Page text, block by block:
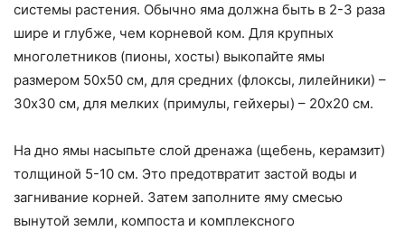
системы растения. Обычно яма должна быть в 2-3 раза
шире и глубже, чем корневой ком. Для крупных
многолетников (пионы, хосты) выкопайте ямы
размером 50х50 см, для средних (флоксы, лилейники) –
30х30 см, для мелких (примулы, гейхеры) – 20х20 см.
На дно ямы насыпьте слой дренажа (щебень, керамзит)
толщиной 5-10 см. Это предотвратит застой воды и
загнивание корней. Затем заполните яму смесью
вынутой земли, компоста и комплексного